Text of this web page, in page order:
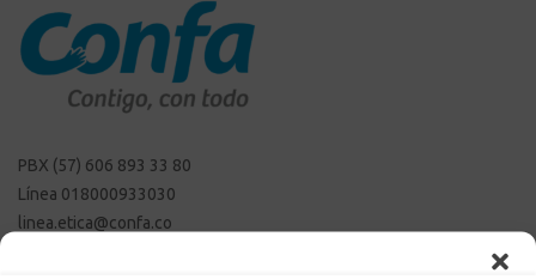
PBX (57) 606 893 33 80
Línea 018000933030
linea.etica@confa.co